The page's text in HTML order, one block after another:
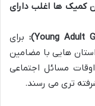
کمیک ها اغلب دارای
برای
شامل داستان هایی با مضامین
مسائل اجتماعی
تری می رسند.